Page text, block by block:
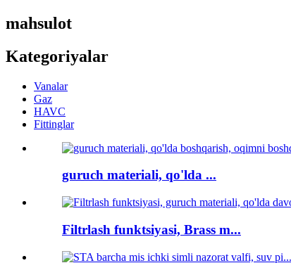
mahsulot
Kategoriyalar
Vanalar
Gaz
HAVC
Fittinglar
guruch materiali, qo'lda ...
Filtrlash funktsiyasi, Brass m...